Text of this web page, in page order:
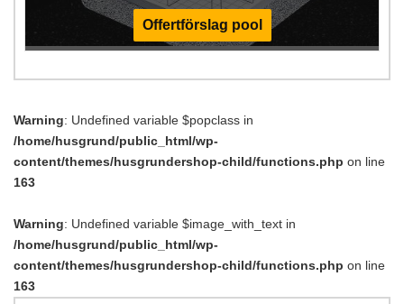
Offertförslag pool
Warning: Undefined variable $popclass in
/home/husgrund/public_html/wp-
content/themes/husgrundershop-child/functions.php on line
163
Warning: Undefined variable $image_with_text in
/home/husgrund/public_html/wp-
content/themes/husgrundershop-child/functions.php on line
163